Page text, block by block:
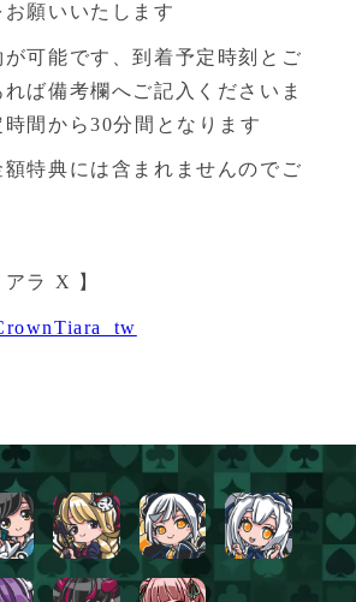
願いいたします
可能です、到着予定時刻とご
ば備考欄へご記入くださいま
間から30分間となります
特典には含まれませんのでご
アラ X 】